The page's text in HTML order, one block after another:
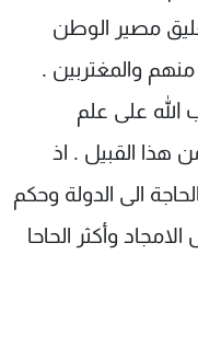
مصير الوطن
والمغتربين .
على علم
من هذا القبيل . اذ
الى الدولة وحكم
وأكثر الحاحا